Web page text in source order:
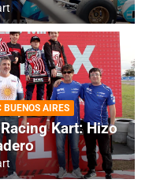
BUENOS AIRES
Kart: Hizo